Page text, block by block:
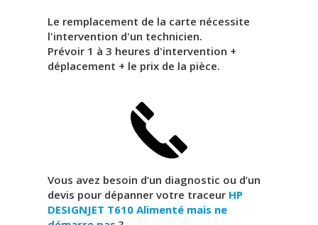
Le remplacement de la carte nécessite
l'intervention d'un technicien.
Prévoir 1 à 3 heures d'intervention +
déplacement + le prix de la pièce.
Vous avez besoin d’un diagnostic ou d’un
devis pour dépanner votre traceur HP
DESIGNJET T610 Alimenté mais ne